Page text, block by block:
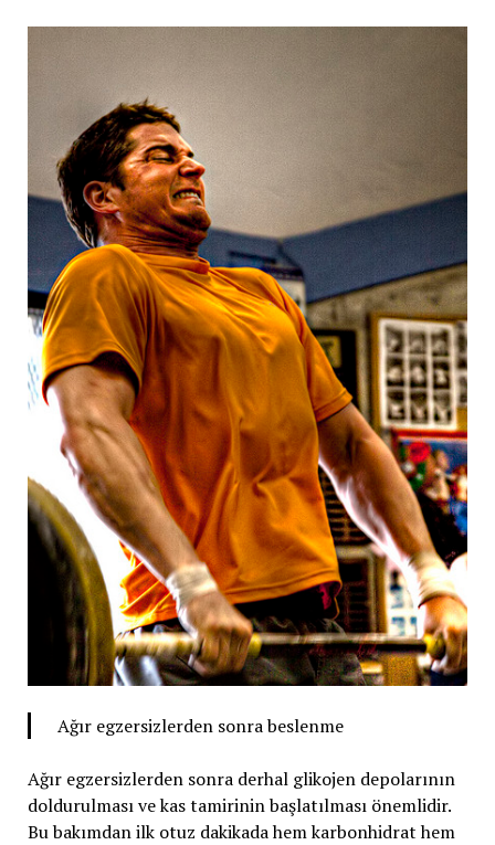
Ağır egzersizlerden sonra beslenme
Ağır egzersizlerden sonra derhal glikojen depolarının
doldurulması ve kas tamirinin başlatılması önemlidir.
Bu bakımdan ilk otuz dakikada hem karbonhidrat hem